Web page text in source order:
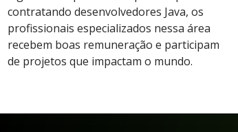
contratando desenvolvedores Java, os
profissionais especializados nessa área
recebem boas remuneração e participam
de projetos que impactam o mundo.